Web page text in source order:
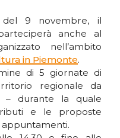
del 9 novembre, il
anche al
nell’ambito
in Piemonte.
di 5 giornate di
regionale da
– durante la quale
e le proposte
appuntamenti.